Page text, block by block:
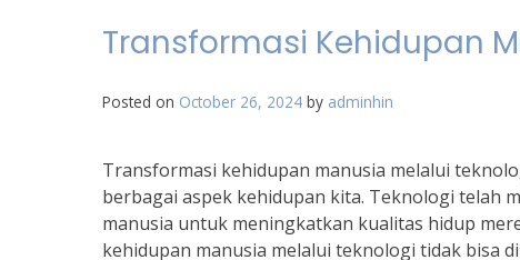
Transformasi Kehidupan
Posted on October 26, 2024 by adminhin
Transformasi kehidupan manusia melalui
berbagai aspek kehidupan kita. Teknologi telah
manusia untuk meningkatkan kualitas hidup
kehidupan manusia melalui teknologi tidak bisa